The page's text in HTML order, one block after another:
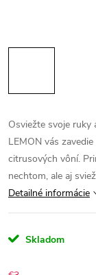
Osviežte svoje
LEMON vás
citrusových vôní.
nechtom, ale aj
Detailné informácie
Skladom